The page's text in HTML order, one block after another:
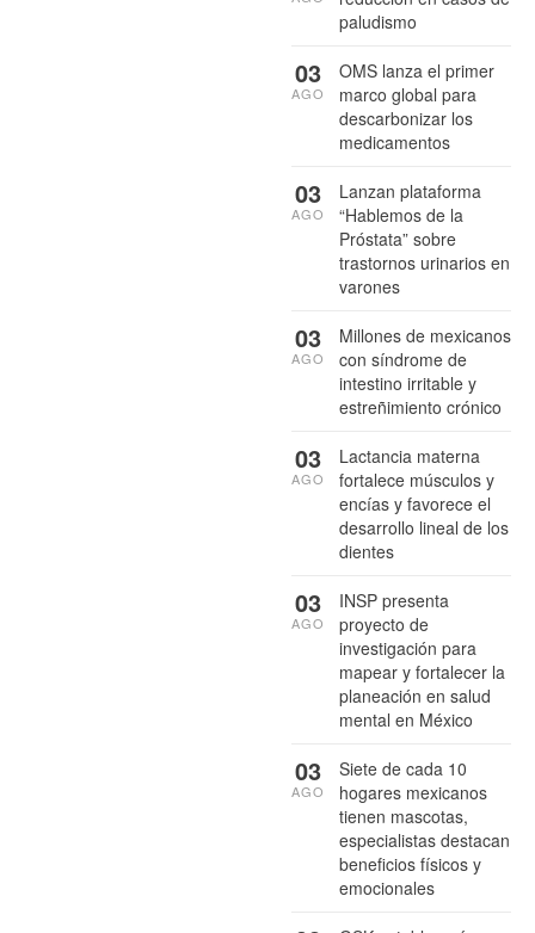
paludismo
OMS lanza el primer
marco global para
descarbonizar los
medicamentos
03
AGO
Lanzan plataforma
“Hablemos de la
Próstata” sobre
trastornos urinarios en
varones
03
AGO
Millones de mexicanos
con síndrome de
intestino irritable y
estreñimiento crónico
03
AGO
Lactancia materna
fortalece músculos y
encías y favorece el
desarrollo lineal de los
dientes
03
AGO
INSP presenta
proyecto de
investigación para
mapear y fortalecer la
planeación en salud
mental en México
03
AGO
Siete de cada 10
hogares mexicanos
tienen mascotas,
especialistas destacan
beneficios físicos y
emocionales
03
AGO